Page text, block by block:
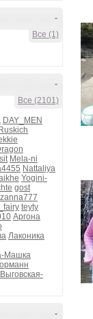
-
Все (1)
-
Все (2101)
DAY_MEN
Mela-ni
Nattaliya
Yogini-
gost
teyty
Аргона
Лаконика
Машка
-